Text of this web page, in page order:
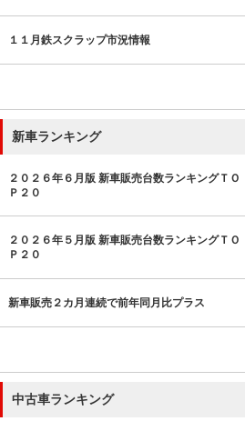
１１月鉄スクラップ市況情報
新車ランキング
２０２６年６月版 新車販売台数ランキングＴＯ
Ｐ２０
２０２６年５月版 新車販売台数ランキングＴＯ
Ｐ２０
新車販売２カ月連続で前年同月比プラス
中古車ランキング